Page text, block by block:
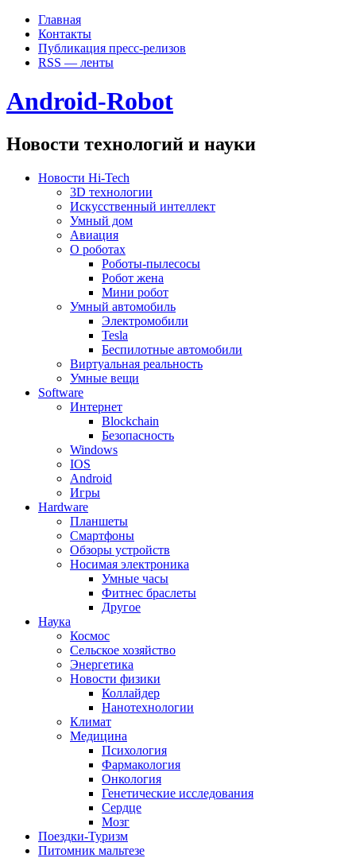
Главная
Контакты
Публикация пресс-релизов
RSS — ленты
Android-Robot
Новости технологий и науки
Новости Hi-Tech
3D технологии
Искусственный интеллект
Умный дом
Авиация
О роботах
Роботы-пылесосы
Робот жена
Мини робот
Умный автомобиль
Электромобили
Tesla
Беспилотные автомобили
Виртуальная реальность
Умные вещи
Software
Интернет
Blockchain
Безопасность
Windows
IOS
Android
Игры
Hardware
Планшеты
Смартфоны
Обзоры устройств
Носимая электроника
Умные часы
Фитнес браслеты
Другое
Наука
Космос
Сельское хозяйство
Энергетика
Новости физики
Коллайдер
Нанотехнологии
Климат
Медицина
Психология
Фармакология
Онкология
Генетические исследования
Сердце
Мозг
Поездки-Туризм
Питомник мальтезе